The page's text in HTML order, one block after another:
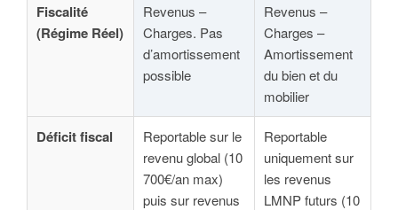
Fiscalité
(Régime Réel)
Revenus –
Charges. Pas
d’amortissement
possible
Revenus –
Charges –
Amortissement
du bien et du
mobilier
Déficit fiscal
Reportable sur le
revenu global (10
700€/an max)
puis sur revenus
Reportable
uniquement sur
les revenus
LMNP futurs (10